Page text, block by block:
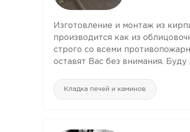
Изготовление и монтаж из
производится как из
строго со всеми
оставят Вас без внимания. Буду
Кладка печей и каминов